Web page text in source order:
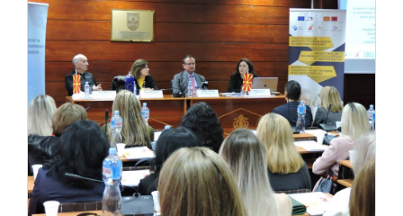
АКТУЕЛНИ ПОВИЦИ
АРХИВА
ИНИЦИЈАТИВИ
ПОСТАПКА